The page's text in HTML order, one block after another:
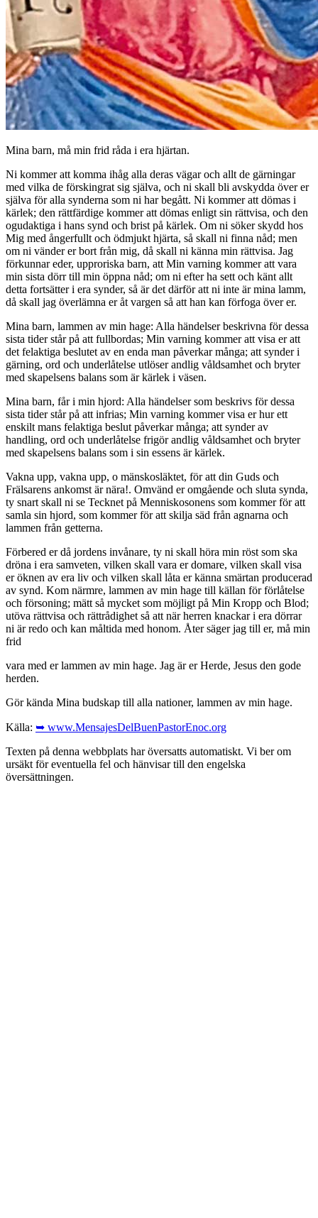
Mina barn, må min frid råda i era hjärtan.
Ni kommer att komma ihåg alla deras vägar och allt de gärningar
med vilka de förskingrat sig själva, och ni skall bli avskydda över er
själva för alla synderna som ni har begått. Ni kommer att dömas i
kärlek; den rättfärdige kommer att dömas enligt sin rättvisa, och den
ogudaktiga i hans synd och brist på kärlek. Om ni söker skydd hos
Mig med ångerfullt och ödmjukt hjärta, så skall ni finna nåd; men
om ni vänder er bort från mig, då skall ni känna min rättvisa. Jag
förkunnar eder, upproriska barn, att Min varning kommer att vara
min sista dörr till min öppna nåd; om ni efter ha sett och känt allt
detta fortsätter i era synder, så är det därför att ni inte är mina lamm,
då skall jag överlämna er åt vargen så att han kan förfoga över er.
Mina barn, lammen av min hage: Alla händelser beskrivna för dessa
sista tider står på att fullbordas; Min varning kommer att visa er att
det felaktiga beslutet av en enda man påverkar många; att synder i
gärning, ord och underlåtelse utlöser andlig våldsamhet och bryter
med skapelsens balans som är kärlek i väsen.
Mina barn, får i min hjord: Alla händelser som beskrivs för dessa
sista tider står på att infrias; Min varning kommer visa er hur ett
enskilt mans felaktiga beslut påverkar många; att synder av
handling, ord och underlåtelse frigör andlig våldsamhet och bryter
med skapelsens balans som i sin essens är kärlek.
Vakna upp, vakna upp, o mänskosläktet, för att din Guds och
Frälsarens ankomst är nära!. Omvänd er omgående och sluta synda,
ty snart skall ni se Tecknet på Menniskosonens som kommer för att
samla sin hjord, som kommer för att skilja säd från agnarna och
lammen från getterna.
Förbered er då jordens invånare, ty ni skall höra min röst som ska
dröna i era samveten, vilken skall vara er domare, vilken skall visa
er öknen av era liv och vilken skall låta er känna smärtan producerad
av synd. Kom närmre, lammen av min hage till källan för förlåtelse
och försoning; mätt så mycket som möjligt på Min Kropp och Blod;
utöva rättvisa och rättrådighet så att när herren knackar i era dörrar
ni är redo och kan måltida med honom. Åter säger jag till er, må min
frid
vara med er lammen av min hage. Jag är er Herde, Jesus den gode
herden.
Gör kända Mina budskap till alla nationer, lammen av min hage.
Källa: ➥ www.MensajesDelBuenPastorEnoc.org
Texten på denna webbplats har översatts automatiskt. Vi ber om
ursäkt för eventuella fel och hänvisar till den engelska
översättningen.